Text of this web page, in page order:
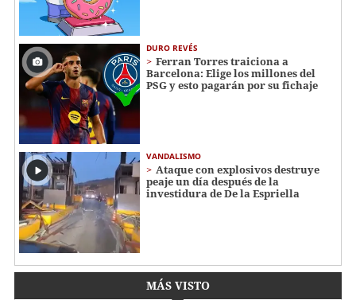
DURO REVÉS
Ferran Torres traiciona a
Barcelona: Elige los millones del
PSG y esto pagarán por su fichaje
VANDALISMO
Ataque con explosivos destruye
peaje un día después de la
investidura de De la Espriella
MÁS VISTO